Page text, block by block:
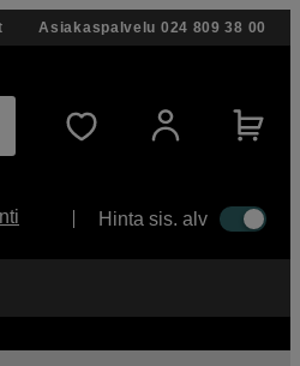
Asiakaspalvelu 024 809 38 00
Hinta sis. alv